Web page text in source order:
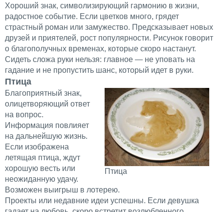
Хороший знак, символизирующий гармонию в жизни,
радостное событие. Если цветков много, грядет
страстный роман или замужество. Предсказывает новых
друзей и приятелей, рост популярности. Рисунок говорит
о благополучных временах, которые скоро настанут.
Сидеть сложа руки нельзя: главное — не уповать на
гадание и не пропустить шанс, который идет в руки.
Птица
Птица
Благоприятный знак,
олицетворяющий ответ
на вопрос.
Информация повлияет
на дальнейшую жизнь.
Если изображена
летящая птица, ждут
хорошую весть или
неожиданную удачу.
Возможен выигрыш в лотерею.
Проекты или недавние идеи успешны. Если девушка